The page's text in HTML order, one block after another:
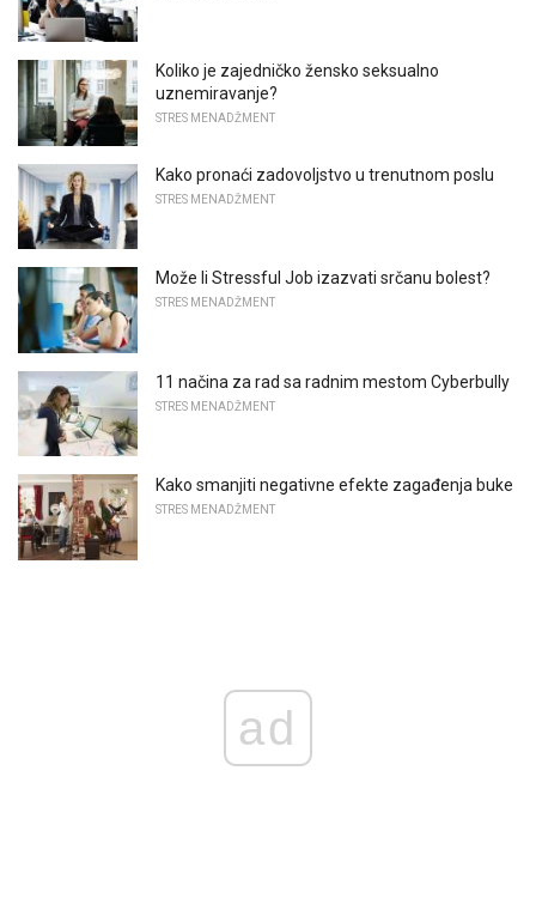
Koliko je zajedničko žensko seksualno
uznemiravanje?
STRES MENADŽMENT
Kako pronaći zadovoljstvo u trenutnom poslu
STRES MENADŽMENT
Može li Stressful Job izazvati srčanu bolest?
STRES MENADŽMENT
11 načina za rad sa radnim mestom Cyberbully
STRES MENADŽMENT
Kako smanjiti negativne efekte zagađenja buke
STRES MENADŽMENT
ad